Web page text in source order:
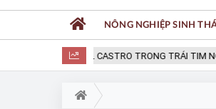
FIDEL CASTRO TRONG TRÁI TIM
NÔNG NGHIỆP SINH